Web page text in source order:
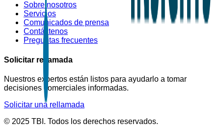
Sobre nosotros
Servicios
Comunicados de prensa
Contáctenos
Preguntas frecuentes
Solicitar rellamada
Nuestros expertos están listos para ayudarlo a tomar
decisiones comerciales informadas.
Solicitar una rellamada
© 2025 TBI. Todos los derechos reservados.